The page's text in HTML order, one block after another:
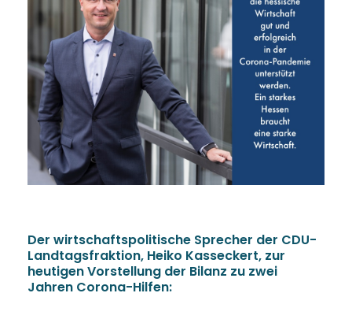
Der wirtschaftspolitische Sprecher der CDU-
Landtagsfraktion, Heiko Kasseckert, zur
heutigen Vorstellung der Bilanz zu zwei
Jahren Corona-Hilfen: